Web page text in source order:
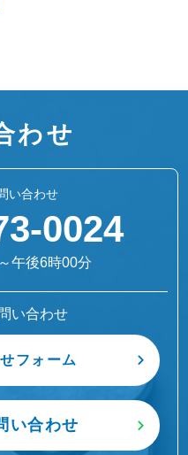
わせ
い合わせ
0024
午後6時00分
い合わせ
フォーム
い合わせ